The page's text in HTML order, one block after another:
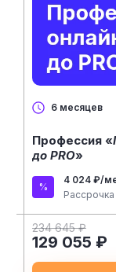
6 месяцев
Профессия «
до PRO»
4 024 ₽/
Рассрочка
234 645 ₽
129 055 ₽